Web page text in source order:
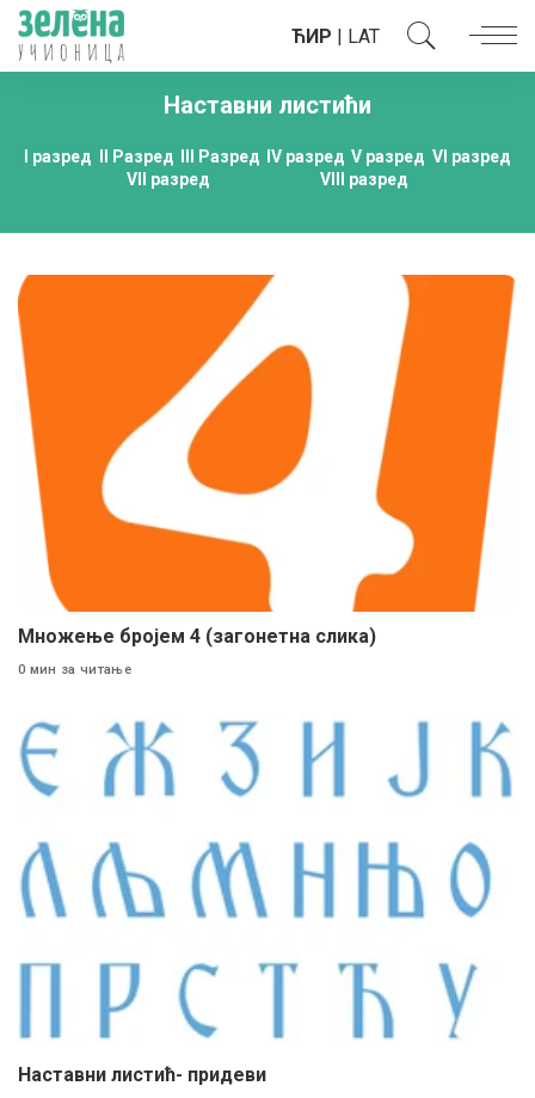
ЋИР | LAT
Наставни листићи
I разред II Разред III Разред IV разред V разред VI разред
VII разред
VIII разред
Множење бројем 4 (загонетна слика)
0 мин за читање
Наставни листић- придеви